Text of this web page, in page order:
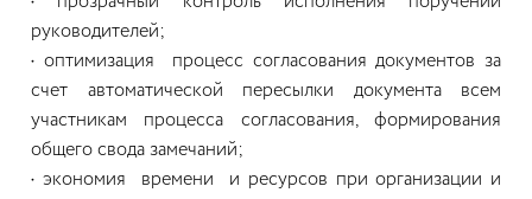
руководителей;
• оптимизация процесс согласования документов за
счет автоматической пересылки документа всем
участникам процесса согласования, формирования
общего свода замечаний;
• экономия времени и ресурсов при организации и